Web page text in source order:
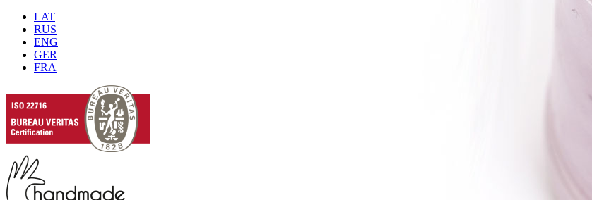
LAT
RUS
ENG
GER
FRA